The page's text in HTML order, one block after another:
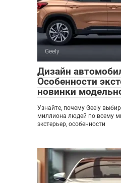
Geely
Дизайн
Особенности
новинки
Узнайте, почему Geely
миллиона людей по всему
экстерьер, особенности